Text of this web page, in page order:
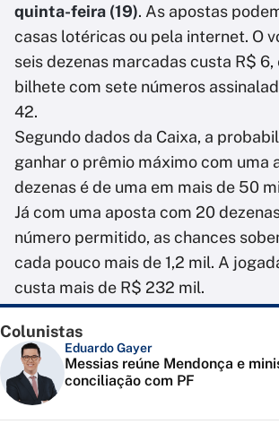
quinta-feira (19). As apostas
casas lotéricas ou pela internet. O
seis dezenas marcadas custa R$ 6,
bilhete com sete números
42.
Segundo dados da Caixa, a
ganhar o prêmio máximo com uma
dezenas é de uma em mais de 50
Já com uma aposta com 20
número permitido, as chances
cada pouco mais de 1,2 mil. A
custa mais de R$ 232 mil.
Colunistas
Eduardo Gayer
Messias reúne Mendonça e
conciliação com PF